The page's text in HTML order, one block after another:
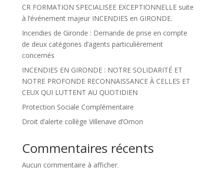
CR FORMATION SPECIALISEE EXCEPTIONNELLE suite
à l’événement majeur INCENDIES en GIRONDE.
Incendies de Gironde : Demande de prise en compte
de deux catégories d’agents particulièrement
concernés
INCENDIES EN GIRONDE : NOTRE SOLIDARITÉ ET
NOTRE PROFONDE RECONNAISSANCE À CELLES ET
CEUX QUI LUTTENT AU QUOTIDIEN
Protection Sociale Complémentaire
Droit d’alerte collège Villenave d’Ornon
Commentaires récents
Aucun commentaire à afficher.